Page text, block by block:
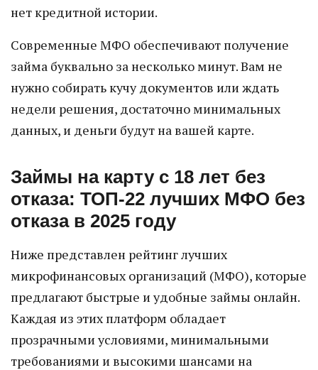
нет кредитной истории.
Современные МФО обеспечивают получение
займа буквально за несколько минут. Вам не
нужно собирать кучу документов или ждать
недели решения, достаточно минимальных
данных, и деньги будут на вашей карте.
Займы на карту с 18 лет без
отказа: ТОП-22 лучших МФО без
отказа в 2025 году
Ниже представлен рейтинг лучших
микрофинансовых организаций (МФО), которые
предлагают быстрые и удобные займы онлайн.
Каждая из этих платформ обладает
прозрачными условиями, минимальными
требованиями и высокими шансами на